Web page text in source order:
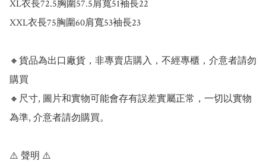
XL衣長72.5胸圍57.5肩寬51袖長22
XXL衣長75胸圍60肩寬53袖長23
🔸貨品為出口廠貨，非專賣店購入，不經專櫃，介意者請勿
購買
🔸尺寸, 圖片和實物可能會存有誤差實屬正常，一切以實物
為準, 介意者請勿購買。
⚠️ 聲明 ⚠️